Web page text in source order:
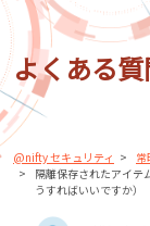
よくある
@nifty セキュリティ
隔離保存されたアイテ
うすればいいですか）